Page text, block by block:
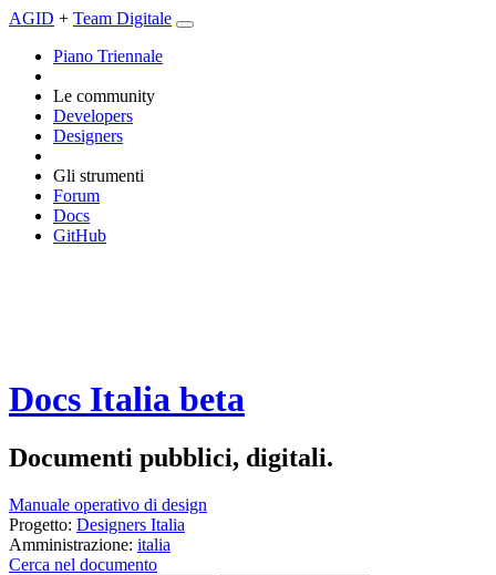
AGID + Team Digitale
Piano Triennale
Le community
Developers
Designers
Gli strumenti
Forum
Docs
GitHub
Docs Italia beta
Documenti pubblici, digitali.
Manuale operativo di design
Progetto: Designers Italia
Amministrazione: italia
Cerca nel documento